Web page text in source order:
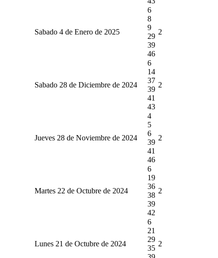
Sabado 4 de Enero de 2025
6
8
9
29
39
46
2
Sabado 28 de Diciembre de 2024
6
14
37
39
41
43
2
Jueves 28 de Noviembre de 2024
4
5
6
39
41
46
2
Martes 22 de Octubre de 2024
6
19
36
38
39
42
2
Lunes 21 de Octubre de 2024
6
21
29
35
2